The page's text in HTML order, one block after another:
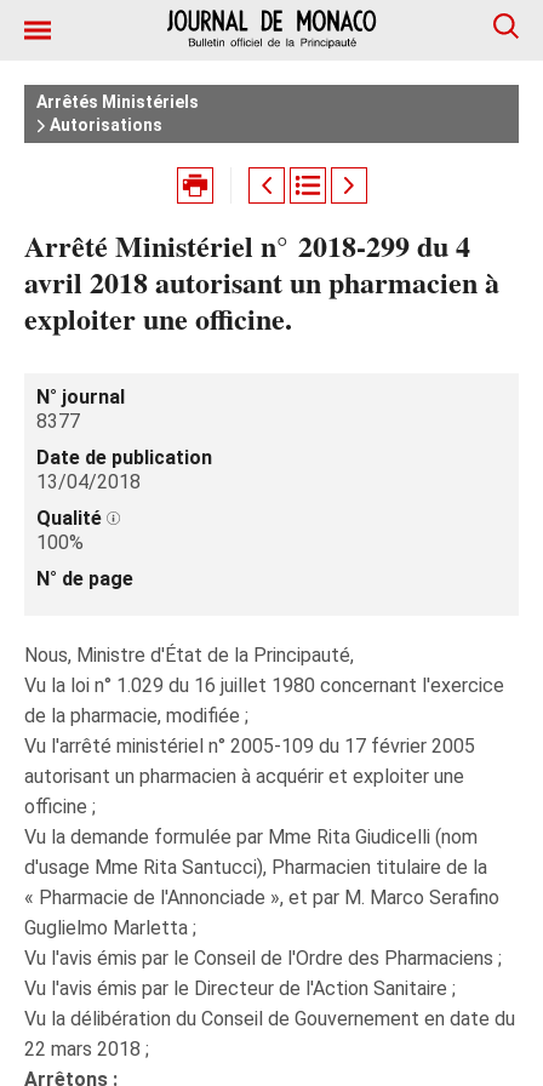
Arrêtés Ministériels
Autorisations
Arrêté Ministériel n° 2018-299 du 4
avril 2018 autorisant un pharmacien à
exploiter une officine.
N° journal
8377
Date de publication
13/04/2018
Qualité
100%
N° de page
Nous, Ministre d'État de la Principauté,
Vu la loi n° 1.029 du 16 juillet 1980 concernant l'exercice
de la pharmacie, modifiée ;
Vu l'arrêté ministériel n° 2005-109 du 17 février 2005
autorisant un pharmacien à acquérir et exploiter une
officine ;
Vu la demande formulée par Mme Rita Giudicelli (nom
d'usage Mme Rita Santucci), Pharmacien titulaire de la
« Pharmacie de l'Annonciade », et par M. Marco Serafino
Guglielmo Marletta ;
Vu l'avis émis par le Conseil de l'Ordre des Pharmaciens ;
Vu l'avis émis par le Directeur de l'Action Sanitaire ;
Vu la délibération du Conseil de Gouvernement en date du
22 mars 2018 ;
Arrêtons :